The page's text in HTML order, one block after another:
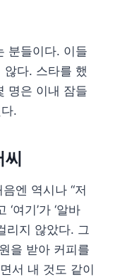
분들이다. 이들
않다. 스타를 했
명은 이내 잠들
.
엔 역시나 “저
‘여기’가 ‘알바
리지 않았다. 그
을 받아 커피를
서 내 것도 같이